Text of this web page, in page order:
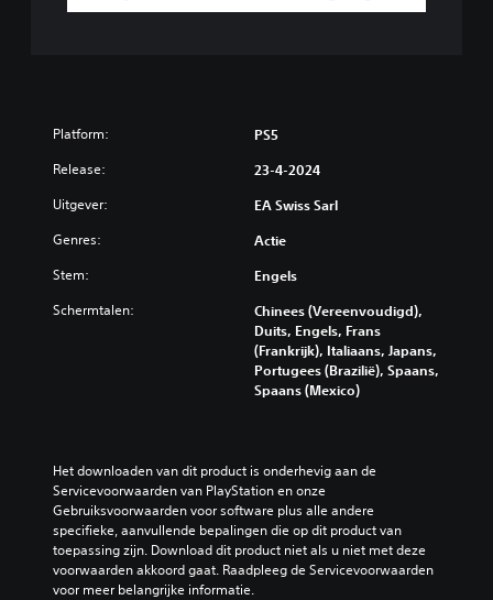
Platform: PS5
Release: 23-4-2024
Uitgever: EA Swiss Sarl
Genres: Actie
Stem: Engels
Schermtalen:
Chinees (Vereenvoudigd),
Duits, Engels, Frans
(Frankrijk), Italiaans, Japans,
Portugees (Brazilië), Spaans,
Spaans (Mexico)
Het downloaden van dit product is onderhevig aan de
Servicevoorwaarden van PlayStation en onze
Gebruiksvoorwaarden voor software plus alle andere
specifieke, aanvullende bepalingen die op dit product van
toepassing zijn. Download dit product niet als u niet met deze
voorwaarden akkoord gaat. Raadpleeg de Servicevoorwaarden
voor meer belangrijke informatie.